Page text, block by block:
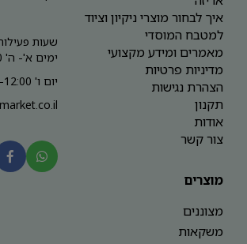
שעות
ימים א'- ה' 8:00-16:00
יום ו' 8:00-12:00
איך לבחור מוצרי ניקיון וציוד
למטבח המוסדי
מאמרים ומידע מקצועי
מדיניות פרטיות
הצהרת נגישות
תקנון
אודות
צור קשר
מוצרים
מצוננים
משקאות